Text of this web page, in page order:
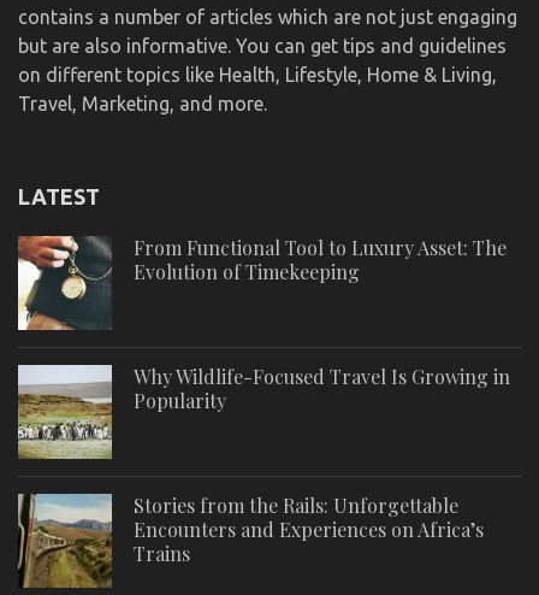
contains a number of articles which are not just engaging
but are also informative. You can get tips and guidelines
on different topics like Health, Lifestyle, Home & Living,
Travel, Marketing, and more.
LATEST
From Functional Tool to Luxury Asset: The
Evolution of Timekeeping
Why Wildlife-Focused Travel Is Growing in
Popularity
Stories from the Rails: Unforgettable
Encounters and Experiences on Africa’s
Trains